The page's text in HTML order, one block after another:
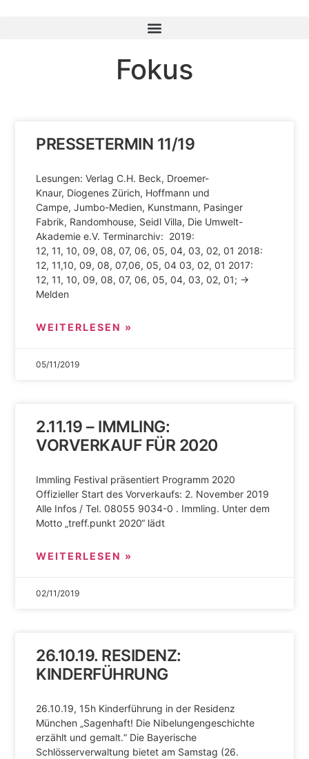
Fokus
PRESSETERMIN 11/19
Lesungen: Verlag C.H. Beck, Droemer-
Knaur, Diogenes Zürich, Hoffmann und
Campe, Jumbo-Medien, Kunstmann, Pasinger
Fabrik, Randomhouse, Seidl Villa, Die Umwelt-
Akademie e.V. Terminarchiv: 2019:
12, 11, 10, 09, 08, 07, 06, 05, 04, 03, 02, 01 2018:
12, 11,10, 09, 08, 07,06, 05, 04 03, 02, 01 2017:
12, 11, 10, 09, 08, 07, 06, 05, 04, 03, 02, 01; →
Melden
WEITERLESEN »
05/11/2019
2.11.19 – IMMLING:
VORVERKAUF FÜR 2020
Immling Festival präsentiert Programm 2020
Offizieller Start des Vorverkaufs: 2. November 2019
Alle Infos / Tel. 08055 9034-0 . Immling. Unter dem
Motto „treff.punkt 2020“ lädt
WEITERLESEN »
02/11/2019
26.10.19. RESIDENZ:
KINDERFÜHRUNG
26.10.19, 15h Kinderführung in der Residenz
München „Sagenhaft! Die Nibelungengeschichte
erzählt und gemalt.“ Die Bayerische
Schlösserverwaltung bietet am Samstag (26.